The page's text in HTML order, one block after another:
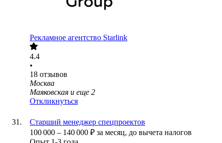
Рекламное агентство Starlink
4.4
•
18 отзывов
Москва
Маяковская и еще 2
Откликнуться
Старший менеджер спецпроектов
100 000 – 140 000 ₽ за месяц, до вычета налогов